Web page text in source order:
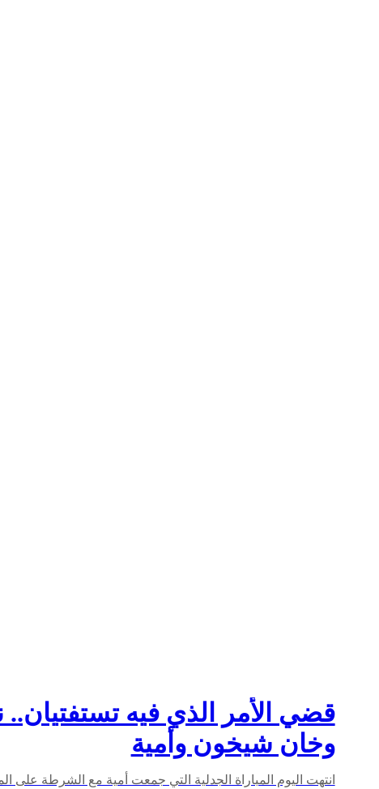
قضي الأمر الذي فيه تستفتيان..
وخان شيخون وأمية